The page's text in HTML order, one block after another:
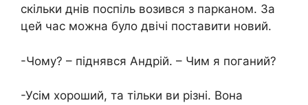
скільки днів поспіль возився з парканом. За
цей час можна було двічі поставити новий.
-Чому? – піднявся Андрій. – Чим я поганий?
-Усім хороший, та тільки ви різні. Вона